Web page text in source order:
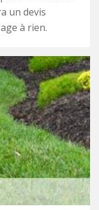
un devis
à rien.